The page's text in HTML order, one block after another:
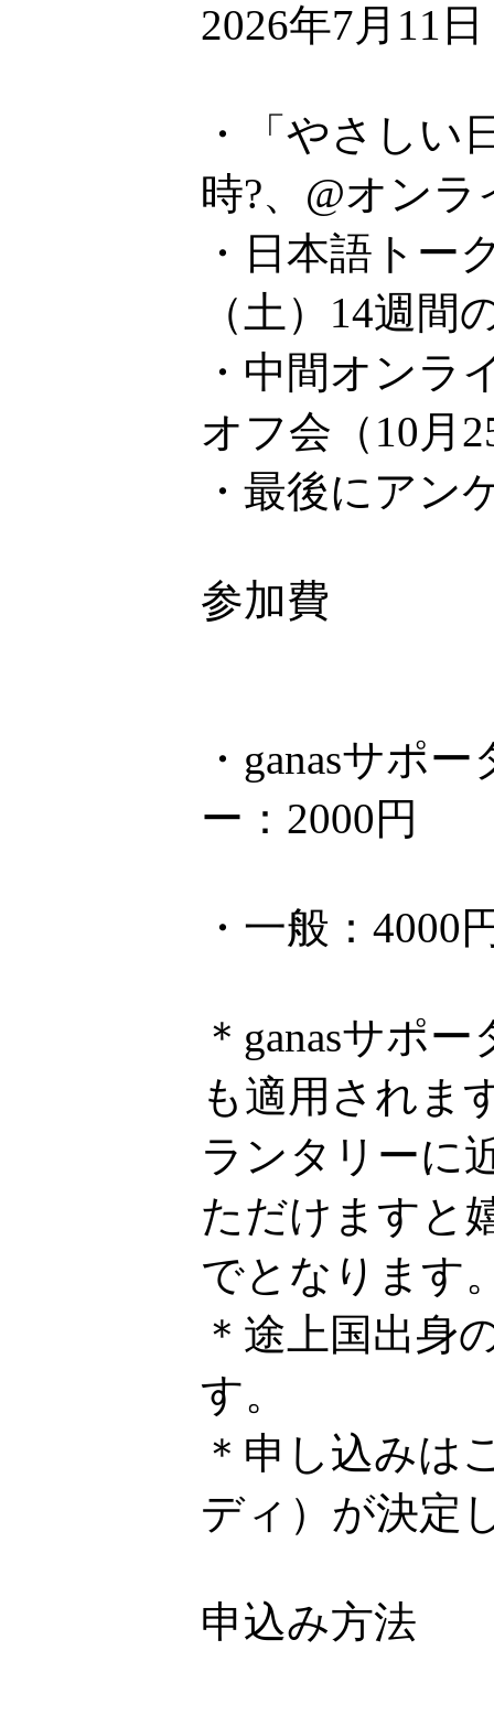
2026年7月11
・「やさしい
時?、@オン
・日本語トー
（土）14週
・中間オンラ
オフ会（10月
・最後にアン
参加費
・ganasサポ
ー：2000円
・一般：4000
＊ganasサポ
も適用されま
ランタリーに
ただけますと
でとなります
＊途上国出身
す。
＊申し込みは
ディ）が決定
申込み方法